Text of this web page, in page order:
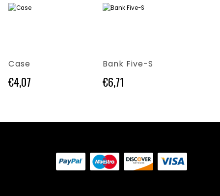
Questo prodotto ha più varianti. Le opzioni possono essere scelte nella pagina del prodotto
Case
€4,07
Questo prodotto ha più varianti. Le opzioni possono essere scelte nella pagina del prodotto
Bank Five-S
€6,71